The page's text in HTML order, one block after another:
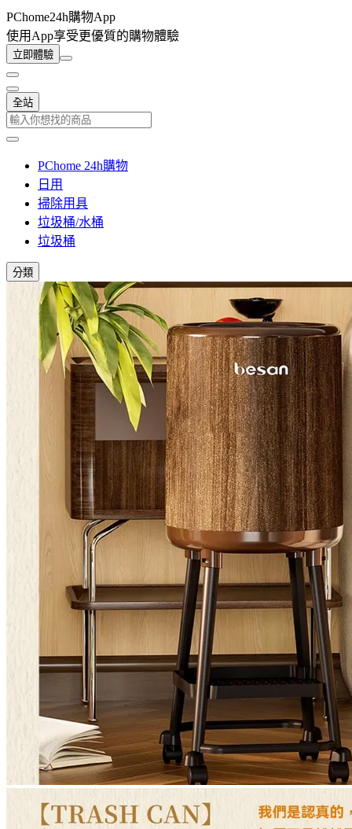
PChome24h購物App
使用App享受更優質的購物體驗
立即體驗
全站
PChome 24h購物
日用
掃除用具
垃圾桶/水桶
垃圾桶
分類